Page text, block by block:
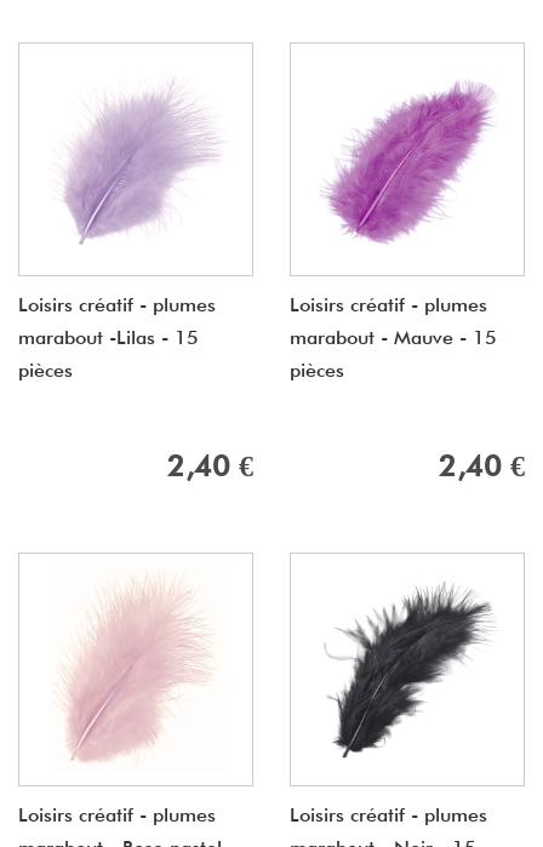
Loisirs créatif - plumes
marabout -Lilas - 15
pièces
2,40 €
Loisirs créatif - plumes
marabout - Mauve - 15
pièces
2,40 €
Loisirs créatif - plumes
Loisirs créatif - plumes